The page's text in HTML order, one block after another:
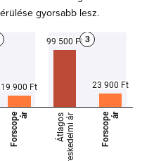
gyorsabb lesz.